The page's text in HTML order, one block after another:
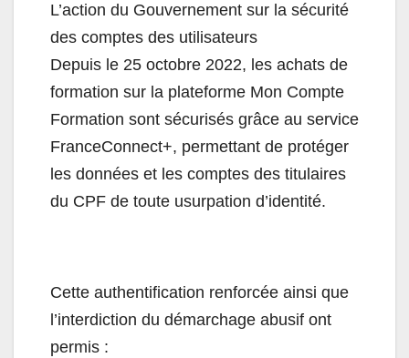
L’action du Gouvernement sur la sécurité
des comptes des utilisateurs
Depuis le 25 octobre 2022, les achats de
formation sur la plateforme Mon Compte
Formation sont sécurisés grâce au service
FranceConnect+, permettant de protéger
les données et les comptes des titulaires
du CPF de toute usurpation d’identité.
Cette authentification renforcée ainsi que
l’interdiction du démarchage abusif ont
permis :